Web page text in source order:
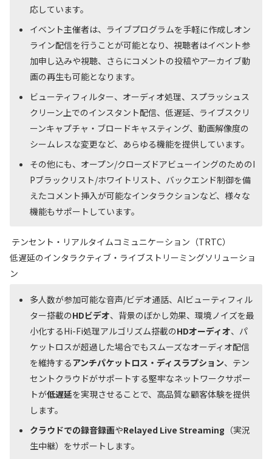
応しています。
イベント主催者は、ライブプログラムを手軽に作成しオン
ライン配信を行うことが可能となり、視聴者はイベント参
加申し込みや視聴、さらにコメントの投稿やアーカイブ動
画の再生も可能となります。
ビューティフィルター、オーディオ処理、スプラッシュス
クリーン上でのインスタント配信、低遅延、ライブスクリ
ーンキャプチャ・ブロードキャスティング、動画解像度の
シームレスな変更など、あらゆる機能を提供しています。
その他にも、オープン/クローズドアビューイングのためのI
Pブラックリスト/ホワイトリスト、バックエンド制御を備
えたコメント挿入が可能なインタラクションなど、様々な
機能もサポートしています。
テンセント・リアルタイムコミュニケーション（TRTC）
低遅延のインタラクティブ・ライブストリーミングソリューショ
ン
多人数が参加可能な音声/ビデオ通話、AIビューティフィル
ター搭載のHDビデオ、背景のぼかし効果、環境ノイズを最
小化するHi-Fi処理アルゴリズム搭載のHDオーディオ、パ
ケットロスが超過した場合でもスムーズなオーディオ配信
を維持するアンチパケットロス・ディスラプション、テン
セントクラウドがサポートする堅牢なネットワークサポー
トが低遅延を実現させることで、高品質な顧客体験を提供
します。
クラウドでの録音録画やRelayed Live Streaming （実況
生中継）をサポートします。